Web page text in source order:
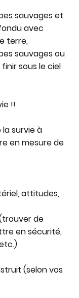
sauvages et
avec
terre,
sauvages ou
sous le ciel
!!
survie à
en mesure de
attitudes,
de
en sécurité,
(selon vos